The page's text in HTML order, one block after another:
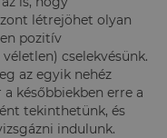
létrejöhet olyan
pozitív
cselekvésünk.
az egyik nehéz
későbbiekben erre a
tekinthetünk, és
indulunk.